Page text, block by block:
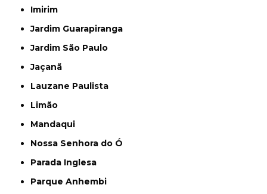
Imirim
Jardim Guarapiranga
Jardim São Paulo
Jaçanã
Lauzane Paulista
Limão
Mandaqui
Nossa Senhora do Ó
Parada Inglesa
Parque Anhembi